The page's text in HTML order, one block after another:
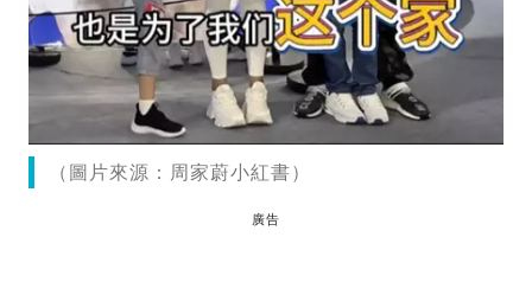
（圖片來源：周家蔚小紅書）
廣告